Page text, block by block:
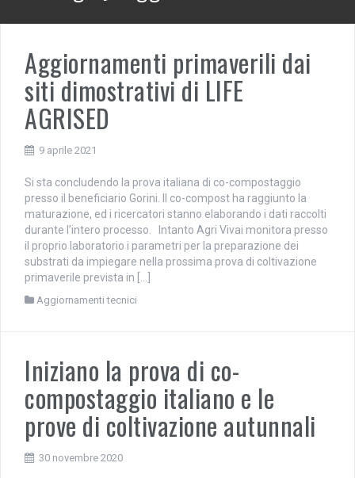
Aggiornamenti primaverili dai
siti dimostrativi di LIFE
AGRISED
9 aprile 2021
Si sta concludendo la prova italiana di co-compostaggio
presso il beneficiario Gorini. Il co-compost ha raggiunto la
maturazione, ed i ricercatori stanno elaborando i dati raccolti
durante l’intero processo. Intanto Agri Vivai monitora presso
il proprio laboratorio i parametri per la preparazione dei
substrati da impiegare nella prossima prova di coltivazione
primaverile prevista in […]
Aggiornamenti tecnici
Iniziano la prova di co-
compostaggio italiano e le
prove di coltivazione autunnali
30 novembre 2020